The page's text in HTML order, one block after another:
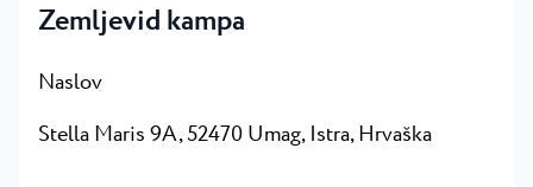
Zemljevid kampa
Naslov
Stella Maris 9A, 52470 Umag, Istra, Hrvaška